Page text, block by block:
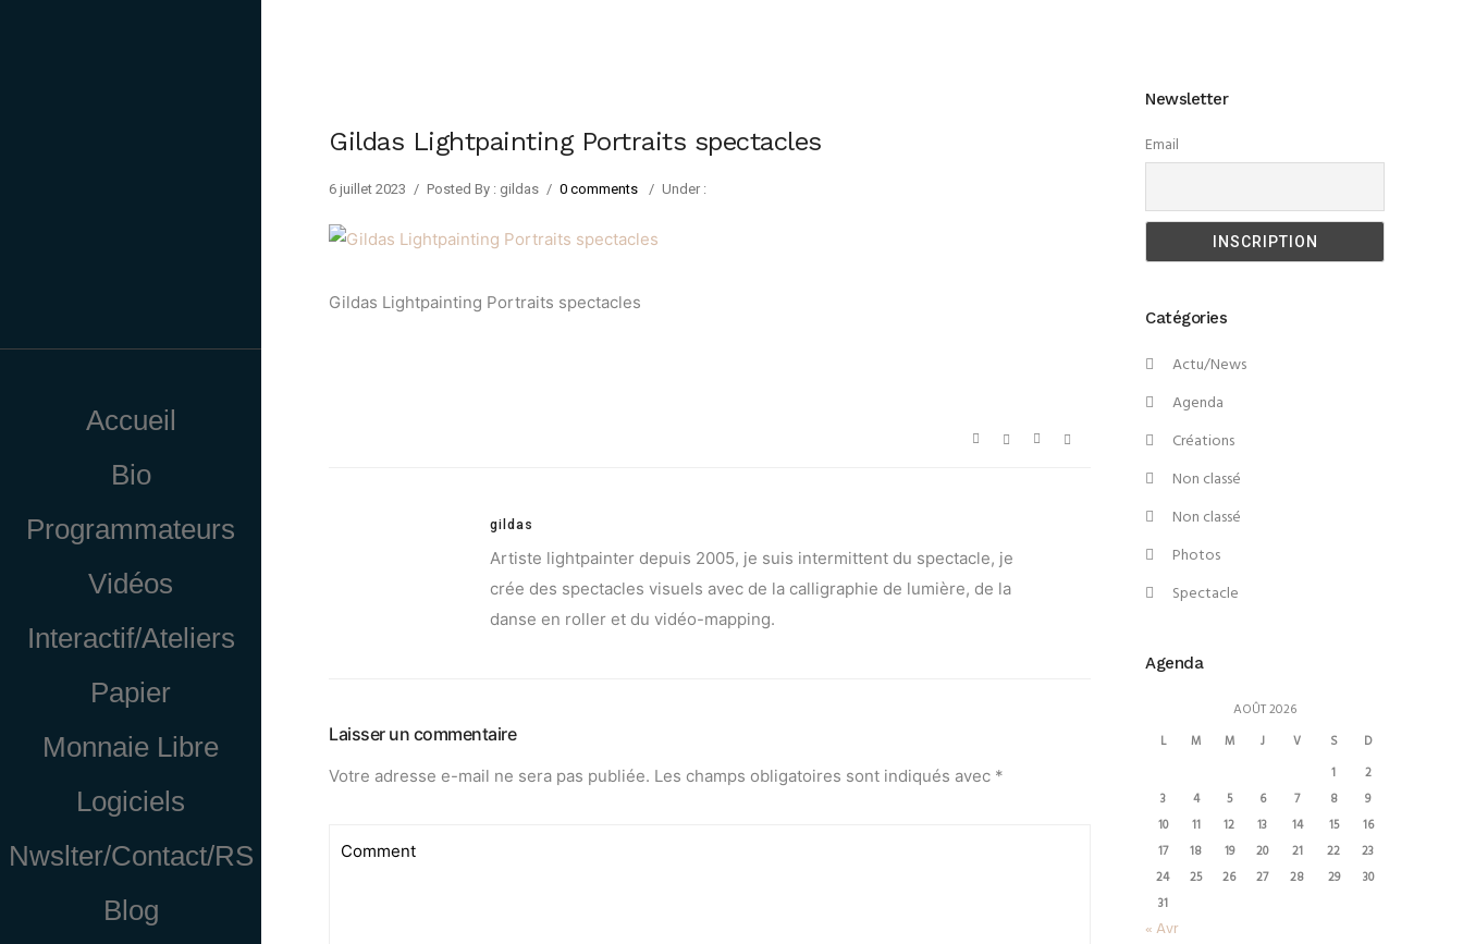
Accueil
Bio
Programmateurs
Vidéos
Interactif/Ateliers
Papier
Monnaie Libre
Logiciels
Nwslter/Contact/RS
Blog
Gildas Lightpainting Portraits spectacles
6 juillet 2023 / Posted By : gildas / 0 comments / Under :
Gildas Lightpainting Portraits spectacles
gildas
Artiste lightpainter depuis 2005, je suis intermittent du spectacle, je
crée des spectacles visuels avec de la calligraphie de lumière, de la
danse en roller et du vidéo-mapping.
Laisser un commentaire
Votre adresse e-mail ne sera pas publiée. Les champs obligatoires sont indiqués avec *
Newsletter
Email
Catégories
Actu/News
Agenda
Créations
Non classé
Non classé
Photos
Spectacle
Agenda
AOÛT 2026
L M M J V S
D
1
2
3
4 5 6 7 8
9
10
11 12 13 14 15
16
17
18 19 20 21 22
23
24
25 26 27 28 29
30
31
« Avr